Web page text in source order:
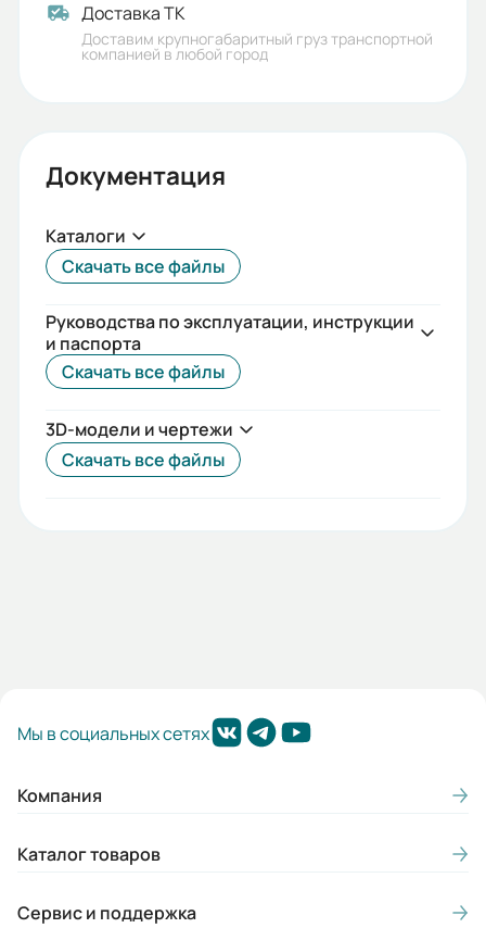
Доставка ТК
Доставим крупногабаритный груз транспортной
компанией в любой город
Документация
Каталоги
Скачать все файлы
Руководства по эксплуатации, инструкции
и паспорта
Скачать все файлы
3D-модели и чертежи
Скачать все файлы
Мы в социальных сетях
Компания
Каталог товаров
Сервис и поддержка